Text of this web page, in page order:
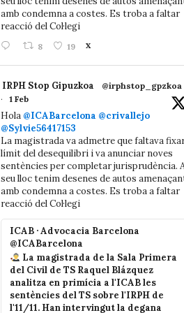
amb condemna a costes. Es troba a faltar
reacció del Col·legi
8 19 X
IRPH Stop Gipuzkoa
@irphstop_gpzkoa
·
1 Feb
Hola @ICABarcelona @crivallejo
@Sylvie56417153
La magistrada va admetre que faltava
límit del desequilibri i va anunciar noves
sentències per completar jurisprudència.
seu lloc tenim desenes de autos
amb condemna a costes. Es troba a faltar
reacció del Col·legi
ICAB · Advocacia Barcelona
@ICABarcelona
La magistrada de la Sala Primera
del Civil de TS Raquel Blázquez
analitza en primícia a l'ICAB les
sentències del TS sobre l'IRPH de
l'11/11. Han intervingut la degana